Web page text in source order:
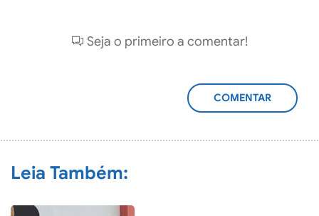
Seja o primeiro a comentar!
ADICIONAR
Leia Também: